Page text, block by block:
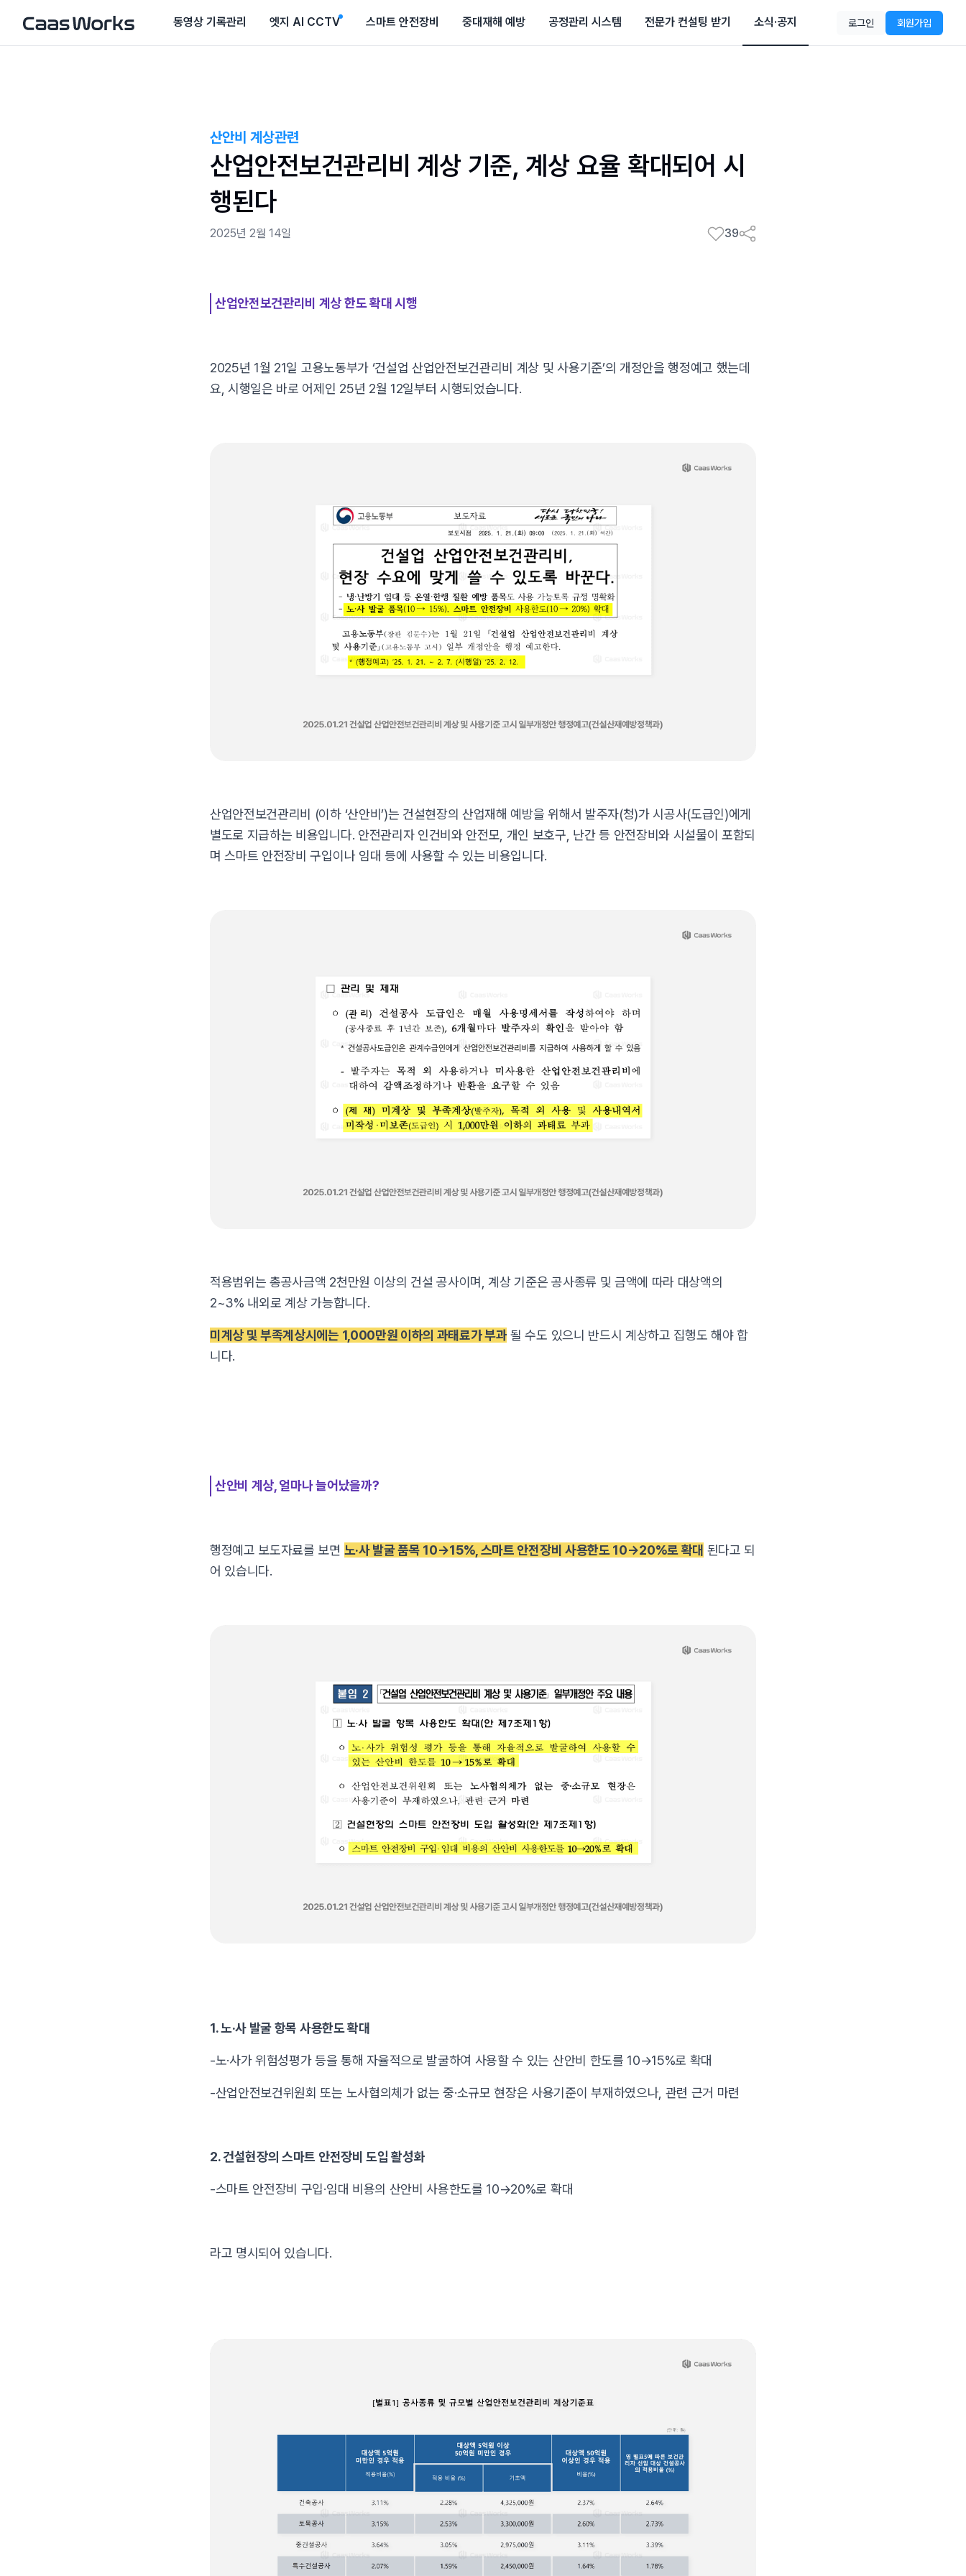
동영상 기록관리 엣지 AI CCTV 스마트 안전장비 중대재해 예방 공정관리 시스템 전문가 컨설팅 받기 소식·공지 로그인 회원가입
산안비 계상관련
산업안전보건관리비 계상 기준, 계상 요율 확대되어 시
행된다
2025년 2월 14일 39
산업안전보건관리비 계상 한도 확대 시행
2025년 1월 21일 고용노동부가 ‘건설업 산업안전보건관리비 계상 및 사용기준’의 개정안을 행정예고 했는데
요, 시행일은 바로 어제인 25년 2월 12일부터 시행되었습니다.
산업안전보건관리비 (이하 ‘산안비’)는 건설현장의 산업재해 예방을 위해서 발주자(청)가 시공사(도급인)에게
별도로 지급하는 비용입니다. 안전관리자 인건비와 안전모, 개인 보호구, 난간 등 안전장비와 시설물이 포함되
며 스마트 안전장비 구입이나 임대 등에 사용할 수 있는 비용입니다.
적용범위는 총공사금액 2천만원 이상의 건설 공사이며, 계상 기준은 공사종류 및 금액에 따라 대상액의
2~3% 내외로 계상 가능합니다.
미계상 및 부족계상시에는 1,000만원 이하의 과태료가 부과 될 수도 있으니 반드시 계상하고 집행도 해야 합
니다.
산안비 계상, 얼마나 늘어났을까?
행정예고 보도자료를 보면 노·사 발굴 품목 10→15%, 스마트 안전장비 사용한도 10→20%로 확대 된다고 되
어 있습니다.
1. 노·사 발굴 항목 사용한도 확대
-노·사가 위험성평가 등을 통해 자율적으로 발굴하여 사용할 수 있는 산안비 한도를 10→15%로 확대
-산업안전보건위원회 또는 노사협의체가 없는 중·소규모 현장은 사용기준이 부재하였으나, 관련 근거 마련
2. 건설현장의 스마트 안전장비 도입 활성화
-스마트 안전장비 구입·임대 비용의 산안비 사용한도를 10→20%로 확대
라고 명시되어 있습니다.